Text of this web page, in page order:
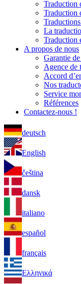
Traduction
Traduction
La
Traduction
A propos de nous
Garantie
Agence de
Accord
Nos
Service
Références
Contactez-nous !
deutsch
English
čeština
dansk
italiano
español
français
Ελληνικά